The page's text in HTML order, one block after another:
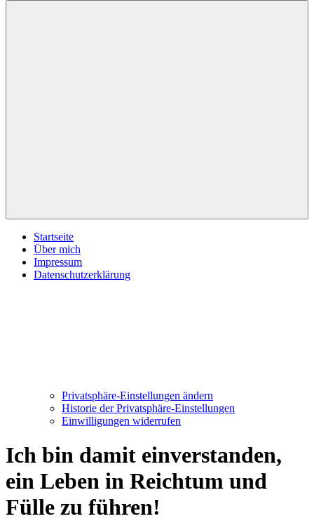
Startseite
Über mich
Impressum
Datenschutzerklärung
Privatsphäre-Einstellungen ändern
Historie der Privatsphäre-Einstellungen
Einwilligungen widerrufen
Ich bin damit einverstanden,
ein Leben in Reichtum und
Fülle zu führen!